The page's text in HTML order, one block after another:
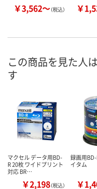
￥3,562～（税込） ￥
この商品を見た人
す
マクセル データ用BD-
R 20枚 ワイドプリント
対応 BR…
￥2,198（税込）
録画用
イタム
￥